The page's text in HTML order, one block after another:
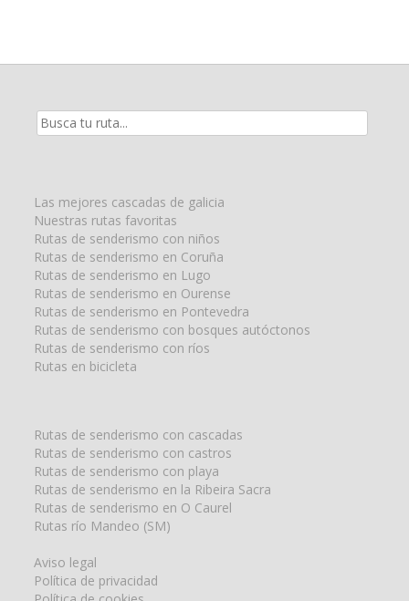
Resultados
Las mejores cascadas de galicia
Nuestras rutas favoritas
Rutas de senderismo con niños
Rutas de senderismo en Coruña
Rutas de senderismo en Lugo
Rutas de senderismo en Ourense
Rutas de senderismo en Pontevedra
Rutas de senderismo con bosques autóctonos
Rutas de senderismo con ríos
Rutas en bicicleta
Rutas de senderismo con cascadas
Rutas de senderismo con castros
Rutas de senderismo con playa
Rutas de senderismo en la Ribeira Sacra
Rutas de senderismo en O Caurel
Rutas río Mandeo (SM)
Aviso legal
Política de privacidad